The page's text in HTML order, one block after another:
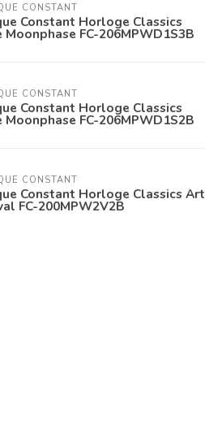
CONSTANT
Constant Horloge Classics
FC-206MPWD1S3B
CONSTANT
Constant Horloge Classics
FC-206MPWD1S2B
CONSTANT
Constant Horloge Classics Art
FC-200MPW2V2B